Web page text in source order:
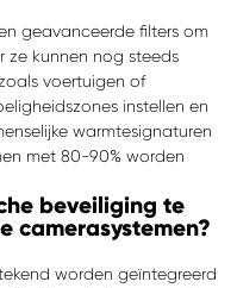
geavanceerde filters om
ze kunnen nog steeds
voertuigen of
instellen en
warmtesignaturen
met 80-90% worden
beveiliging te
camerasystemen?
worden geïntegreerd